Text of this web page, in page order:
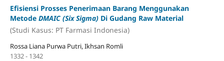
Efisiensi Prosses Penerimaan Barang Menggunakan
Metode DMAIC (Six Sigma)Di Gudang Raw Material
(Studi Kasus: PT Farmasi Indonesia)
Rossa Liana Purwa Putri, Ikhsan Romli
1332 - 1342